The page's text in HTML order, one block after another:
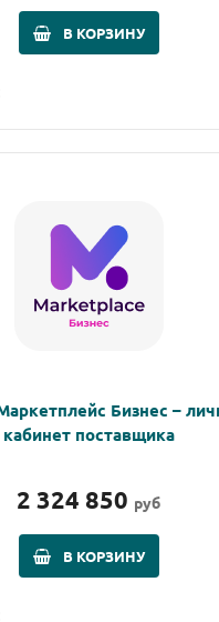
В КОРЗИНУ
Бизнес –
кабинет поставщика
2 324 850 руб
В КОРЗИНУ